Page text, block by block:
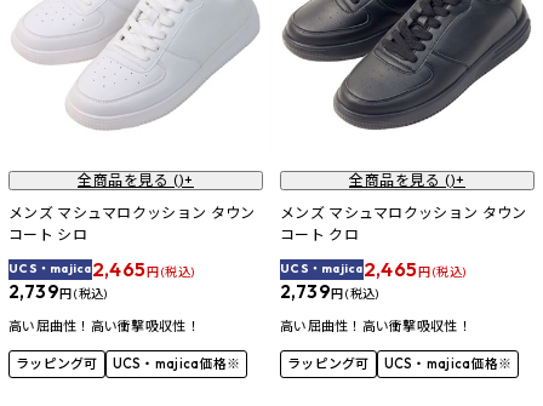
全商品を見る ()+
メンズ マシュマロクッション タウン
コート シロ
UCS・majica2,465円 (税込)
2,739円 (税込)
高い屈曲性！高い衝撃吸収性！
ラッピング可 UCS・majica価格※
全商品を見る ()+
メンズ マシュマロクッション タウン
コート クロ
UCS・majica2,465円 (税込)
2,739円 (税込)
高い屈曲性！高い衝撃吸収性！
ラッピング可 UCS・majica価格※